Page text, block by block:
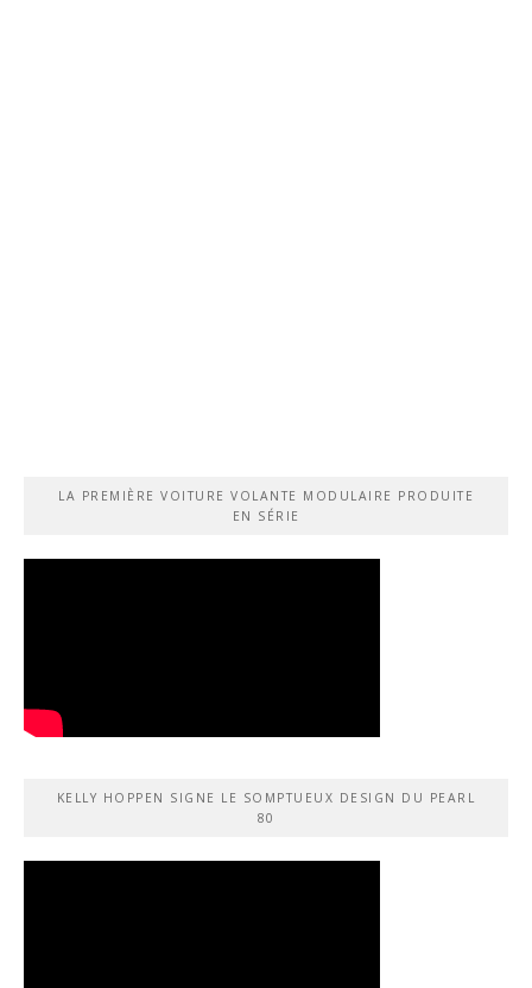
LA PREMIÈRE VOITURE VOLANTE MODULAIRE PRODUITE
EN SÉRIE
KELLY HOPPEN SIGNE LE SOMPTUEUX DESIGN DU PEARL
80